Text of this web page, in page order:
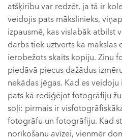
atšķirību var redzēt, ja tā ir
veidojis pats mākslinieks,
izpausmē, kas vislabāk atbilst
darbs tiek uztverts kā mākslas
ierobežots skaits kopiju. Zinu
piedāvā piecus dažādus
nekādas jēgas. Kad es
pats kā rediģējot fotogrāfiju
soļi: pirmais ir
fotogrāfu un fotogrāfiju. Kad
norīkošanu avīzei, vienmēr